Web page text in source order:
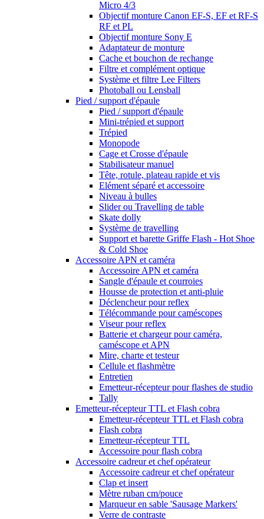
Micro 4/3
Objectif monture Canon EF-S, EF et RF-S
RF et PL
Objectif monture Sony E
Adaptateur de monture
Cache et bouchon de rechange
Filtre et complément optique
Système et filtre Lee Filters
Photoball ou Lensball
Pied / support d'épaule
Pied / support d'épaule
Mini-trépied et support
Trépied
Monopode
Cage et Crosse d'épaule
Stabilisateur manuel
Tête, rotule, plateau rapide et vis
Elément séparé et accessoire
Niveau à bulles
Slider ou Travelling de table
Skate dolly
Système de travelling
Support et barette Griffe Flash - Hot Shoe
& Cold Shoe
Accessoire APN et caméra
Accessoire APN et caméra
Sangle d'épaule et courroies
Housse de protection et anti-pluie
Déclencheur pour reflex
Télécommande pour caméscopes
Viseur pour reflex
Batterie et chargeur pour caméra,
caméscope et APN
Mire, charte et testeur
Cellule et flashmètre
Entretien
Emetteur-récepteur pour flashes de studio
Tally
Emetteur-récepteur TTL et Flash cobra
Emetteur-récepteur TTL et Flash cobra
Flash cobra
Emetteur-récepteur TTL
Accessoire pour flash cobra
Accessoire cadreur et chef opérateur
Accessoire cadreur et chef opérateur
Clap et insert
Mètre ruban cm/pouce
Marqueur en sable 'Sausage Markers'
Verre de contraste